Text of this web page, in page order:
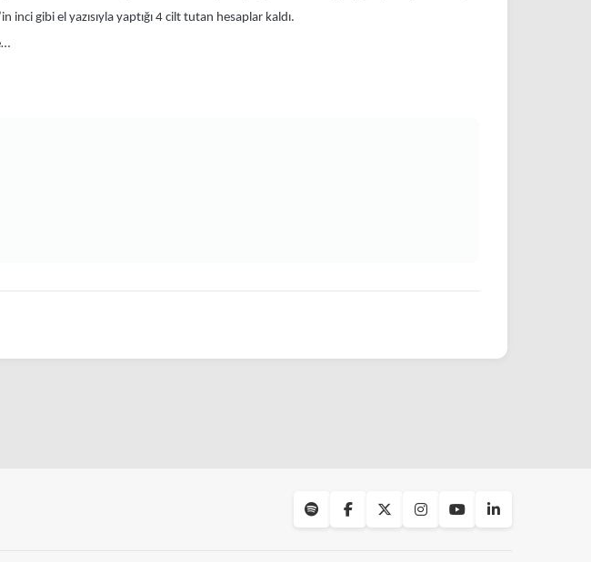
gibi el yazısıyla yaptığı 4 cilt tutan hesaplar kaldı.